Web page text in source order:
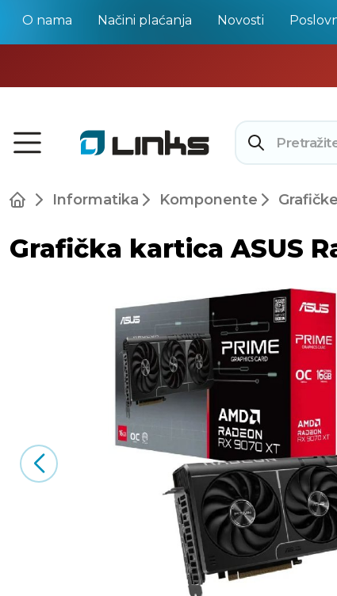
O nama Načini plaćanja Novosti
Informatika Komponente
Grafička kartica ASUS